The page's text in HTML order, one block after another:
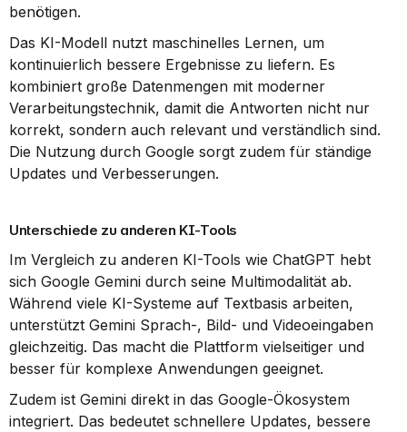
benötigen.
Das KI-Modell nutzt maschinelles Lernen, um
kontinuierlich bessere Ergebnisse zu liefern. Es
kombiniert große Datenmengen mit moderner
Verarbeitungstechnik, damit die Antworten nicht nur
korrekt, sondern auch relevant und verständlich sind.
Die Nutzung durch Google sorgt zudem für ständige
Updates und Verbesserungen.
Unterschiede zu anderen KI-Tools
Im Vergleich zu anderen KI-Tools wie ChatGPT hebt
sich Google Gemini durch seine Multimodalität ab.
Während viele KI-Systeme auf Textbasis arbeiten,
unterstützt Gemini Sprach-, Bild- und Videoeingaben
gleichzeitig. Das macht die Plattform vielseitiger und
besser für komplexe Anwendungen geeignet.
Zudem ist Gemini direkt in das Google-Ökosystem
integriert. Das bedeutet schnellere Updates, bessere